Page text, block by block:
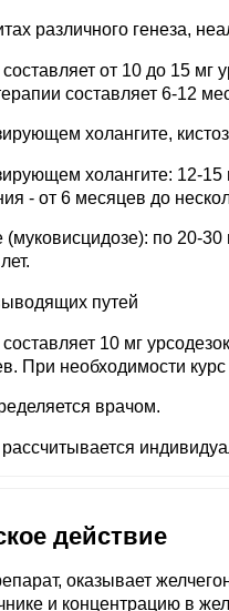
различного генеза,
от 10 до 15 мг
составляет 6-12
холангите,
холангите: 12-15
- от 6 месяцев до
по 20-
путей
10 мг
При необходимости
врачом.
действие
оказывает
и концентрацию в